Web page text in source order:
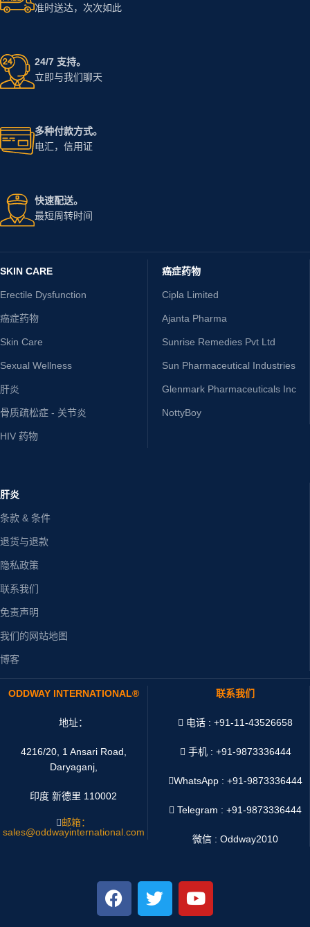
准时送达，次次如此
24/7 支持。
立即与我们聊天
多种付款方式。
电汇，信用证
快速配送。
最短周转时间
SKIN CARE
Erectile Dysfunction
癌症药物
Skin Care
Sexual Wellness
肝炎
骨质疏松症 - 关节炎
HIV 药物
癌症药物
Cipla Limited
Ajanta Pharma
Sunrise Remedies Pvt Ltd
Sun Pharmaceutical Industries
Glenmark Pharmaceuticals Inc
NottyBoy
肝炎
条款 & 条件
退货与退款
隐私政策
联系我们
免责声明
我们的网站地图
博客
ODDWAY INTERNATIONAL®
地址：
4216/20, 1 Ansari Road,
Daryaganj,
印度 新德里 110002
邮箱：
sales@oddwayinternational.com
联系我们
电话 : +91-11-43526658
手机 : +91-9873336444
WhatsApp :+91-9873336444
Telegram : +91-9873336444
微信 : Oddway2010